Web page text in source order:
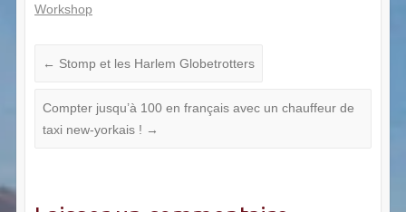
Workshop
← Stomp et les Harlem Globetrotters
Compter jusqu’à 100 en français avec un chauffeur de
taxi new-yorkais ! →